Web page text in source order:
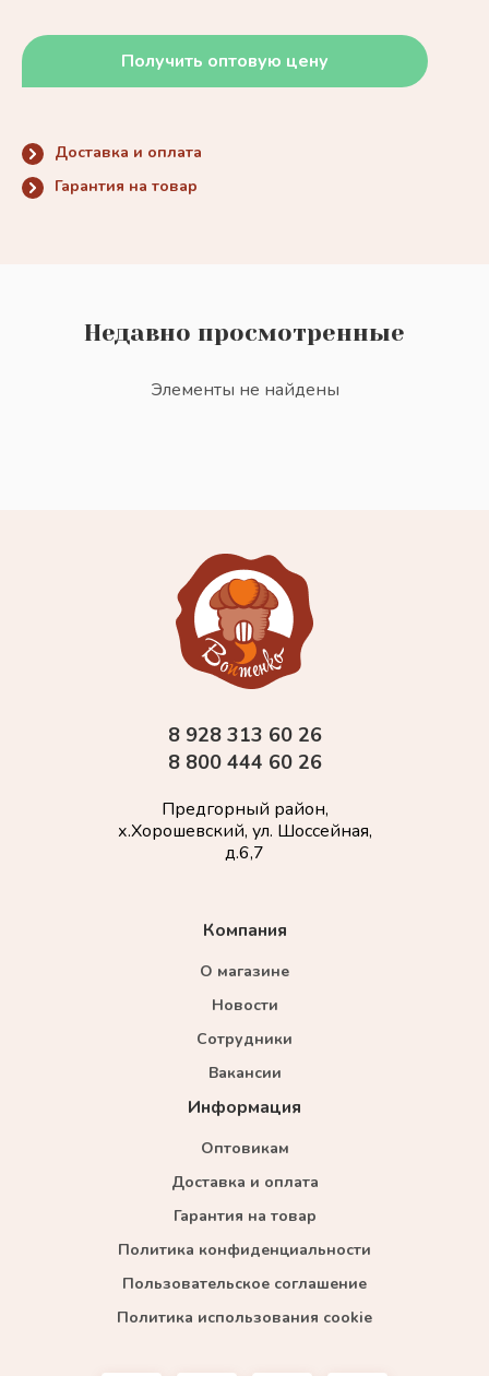
Получить оптовую цену
Доставка и оплата
Гарантия на товар
Недавно просмотренные
Элементы не найдены
Компания
О магазине
Новости
Сотрудники
Вакансии
Информация
Оптовикам
Доставка и оплата
Гарантия на товар
Политика конфиденциальности
Пользовательское соглашение
Политика использования cookie
8 928 313 60 26
8 800 444 60 26
Предгорный район,
х.Хорошевский, ул. Шоссейная,
д.6,7